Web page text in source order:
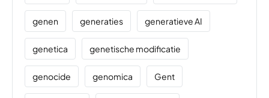
genen generaties generatieve AI
genetica genetische modificatie
genocide genomica Gent